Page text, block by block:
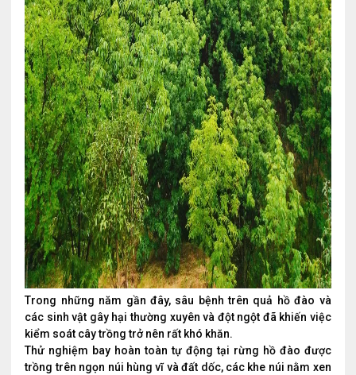
Trong những năm gần đây, sâu bệnh trên quả hồ đào và
các sinh vật gây hại thường xuyên và đột ngột đã khiến việc
kiểm soát cây trồng trở nên rất khó khăn.
Thử nghiệm bay hoàn toàn tự động tại rừng hồ đào được
trồng trên ngọn núi hùng vĩ và đất dốc, các khe núi nằm xen